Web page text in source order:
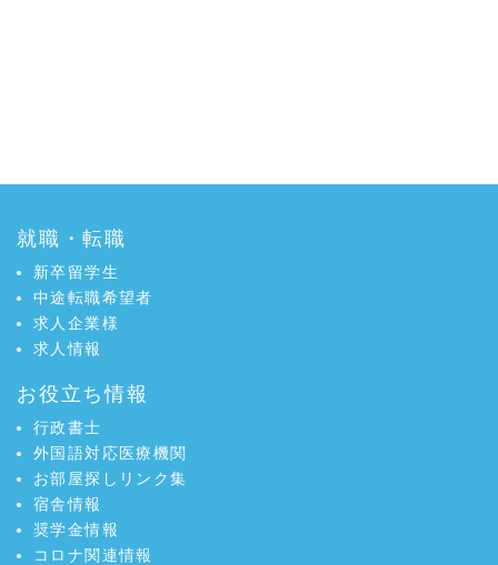
就職・転職
新卒留学生
中途転職希望者
求人企業様
求人情報
お役立ち情報
行政書士
外国語対応医療機関
お部屋探しリンク集
宿舎情報
奨学金情報
コロナ関連情報